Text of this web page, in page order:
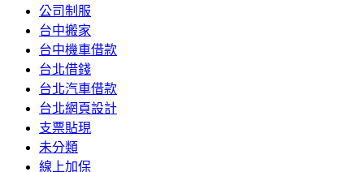
公司制服
台中搬家
台中機車借款
台北借錢
台北汽車借款
台北網頁設計
支票貼現
未分類
線上加保